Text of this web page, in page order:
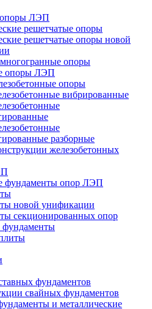
опоры ЛЭП
решетчатые опоры
решетчатые опоры новой
опоры
опоры ЛЭП
опоры
вибрированные
разборные
железобетонных
фундаменты опор ЛЭП
новой унификации
секционированных опор
фундаментов
свайных фундаментов
и металлические